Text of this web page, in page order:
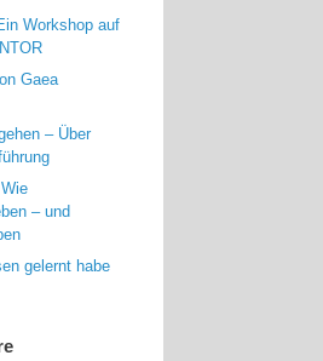
Workshop auf
Gaea
– Über
– und
gelernt habe